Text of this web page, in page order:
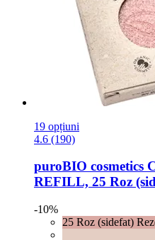
19 opțiuni
4.6 (190)
puroBIO cosmetics
REFILL, 25 Roz
-10%
25 Roz (sidefat)